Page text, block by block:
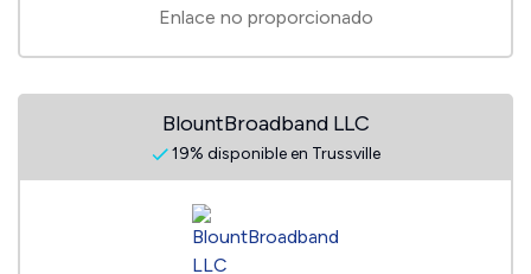
Enlace no proporcionado
BlountBroadband LLC
19% disponible en Trussville